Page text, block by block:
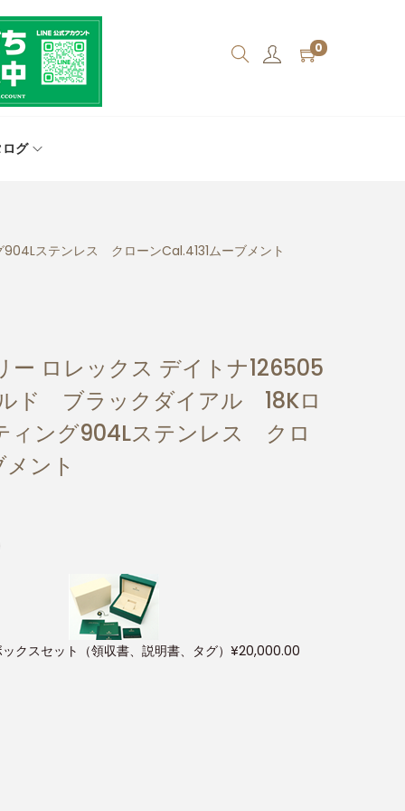
0
ログ
ステンレス クローンCal.4131ムーブメント
ー ロレックス デイトナ126505
ド ブラックダイアル 18Kロ
ィング904Lステンレス クロ
ント
クスセット（領収書、説明書、タグ） ¥20,000.00